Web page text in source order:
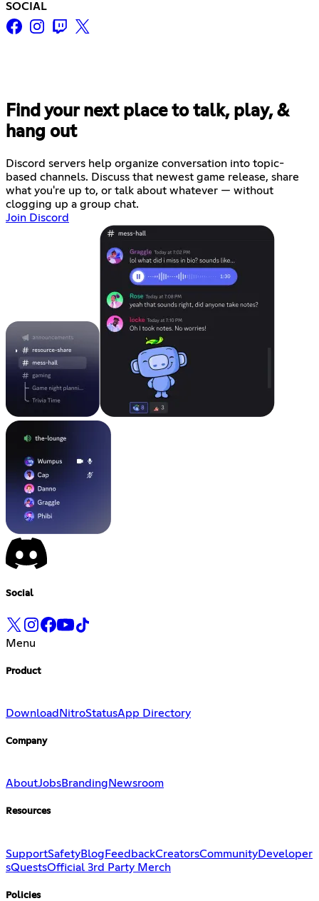
SOCIAL
Find your next place to talk, play, &
hang out
Discord servers help organize conversation into topic-
based channels. Discuss that newest game release, share
what you're up to, or talk about whatever — without
clogging up a group chat.
Join Discord
Social
Menu
Product
Download NitroStatusApp Directory
Company
AboutJobsBranding Newsroom
Resources
SupportSafetyBlogFeedbackCreatorsCommunityDeveloper
sQuestsOfficial 3rd Party Merch
Policies